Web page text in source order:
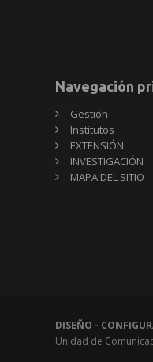
Navegación
Gestión
Institutos
EXTENSIÓN
INVESTIGACIÓN
MAPA DEL SITIO
DISEÑO -
Unidad de